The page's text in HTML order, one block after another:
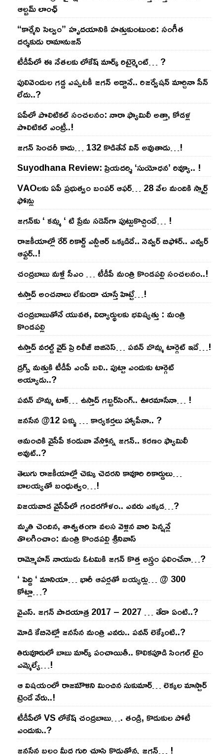
ఆల్బమ్ లాంఛ్
“కార్మేని సెల్వం” హృదయానికి హత్తుకుంటుంది: సంగీత
దర్శకుడు రామానుజన్
టీడీపీలో ఈ నేత‌ల‌కు లోకేష్ మార్క్ రిటైర్మెంట్‌… ?
పులివెందుల గ‌డ్డ ఎప్ప‌ట‌కీ జ‌గ‌న్ అడ్డానే.. రిజ‌ర్వేష‌న్ మార్చినా సీన్
లేదు..?
ఏపీలో పొలిటిక‌ల్ సంచ‌ల‌నం: నారా ఫ్యామిలీ అత్తా, కోడ‌ళ్ల
పొలిటికల్ ఎంట్రీ..!
జ‌గ‌న్ సెంచ‌రీ కాదు… 132 కొడితేనే విన్ అవుతాడు…!
Suyodhana Review: ప్రియదర్శి ‘సుయోధన’ రివ్యూ.. !
VAOల‌కు ఏపీ ప్ర‌భుత్వం బంప‌ర్ ఆఫ‌ర్‌… 28 వేల మందికి స్మార్ట్
ఫోన్లు
జ‌గ‌న్‌కు ‘ క‌మ్మ ‘ టి ప్రేమ స‌డెన్‌గా పుట్టుకొచ్చిందే… !
రాజ‌కీయాల్లో రేర్ రికార్డ్ ఎన్టీఆర్ ఒక్క‌డిదే.. నెవ్వ‌ర్ బిఫోర్‌.. ఎవ్వ‌ర్
ఆఫ్ట‌ర్‌..!
చంద్ర‌బాబు మ‌ళ్లీ సీఎం … టీడీపీ మంత్రి కొండ‌ప‌ల్లి సంచ‌ల‌నం..!
ఉస్తాద్ అంచ‌నాలు లేకుండా చూస్తే హిట్టే…!
చంద్ర‌బాబుతోనే యువ‌త‌, విద్యార్థుల‌కు భ‌విష్య‌త్తు : మంత్రి
కొండ‌ప‌ల్లి
ఉస్తాద్ వ‌ర‌ల్డ్ వైడ్ ప్రి రిలీజ్ బిజినెస్‌… ప‌వ‌న్ బొమ్మ టార్గెట్ ఇదే…!
డ్రగ్స్ మత్తుకి టీడీపీ ఎంపీ బలి.. పుట్టా ఎందుకు టార్గెట్
అయ్యాడు..?
ప‌వ‌న్ బొమ్మ టాక్‌… ఉస్తాద్ గ‌బ్బ‌ర్‌సింగ్‌.. ఊర‌మాసేనా… !
జనసేన @12 ఏళ్ళు … కార్యకర్తలు హ్యాపీనా.. ?
ఆమంచికి వైసీపీ కండువా వేస్తోన్న జ‌గ‌న్‌.. క‌ర‌ణం ఫ్యామిలీ
అవుట్‌..?
తెలుగు రాజ‌కీయాల్లో చెక్కు చెద‌ర‌ని కావూరి రికార్డులు…
బాల‌య్యతో బంధుత్వం…!
విజ‌య‌వాడ వైసీపీలో గంద‌ర‌గోళం.. ఎవ‌రు ఎక్క‌డ‌…?
మృతి చెందిన, శాశ్వతంగా వలస వెళ్లిన వారి పెన్ష‌న్లే
తొల‌గించాం: మంత్రి కొండపల్లి శ్రీనివాస్
రామ్మోహ‌న్ నాయుడు ఓట‌మికి జ‌గ‌న్ కొత్త అస్త్రం ఫ‌లించేనా…?
‘ పెద్ది ‘ మానియా… భారీ ఆప‌ర్ల‌తో బ‌య్య‌ర్లు… @ 300
కోట్లా…?
వైఎస్‌. జ‌గ‌న్ పాద‌యాత్ర 2017 – 2027 … తేడా ఏంటి..?
మోడి కేబినెట్లో జ‌నసేన మంత్రి ఎవ‌రు.. ప‌వ‌న్ లెక్కేంటి..?
తిరువూరులో బాబు మార్క్ పంచాయితీ.. కొలిక‌పూడి సింగ‌ల్ టైం
ఎమ్మెల్యే…!
ఆ విష‌యంలో రాజ‌మౌళిని మించిన సుకుమార్‌… లెక్క‌ల మాస్టార్
ట్రెండే వేరు..!
టీడీపీలో VS లోకేష్ చంద్ర‌బాబు…. తండ్రి, కొడుకుల పోటీ
ఎందుకు..?
జ‌న‌సేన బ‌లం మీద గురి చూసి కొడుతోన్న జ‌గ‌న్‌… !